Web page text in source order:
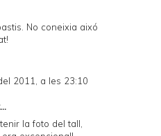
No coneixia aixó
2011, a les 23:10
la foto del tall,